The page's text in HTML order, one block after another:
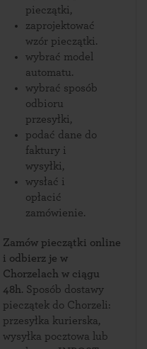
pieczątki,
zaprojektować
wzór pieczątki.
wybrać model
automatu.
wybrać sposób
odbioru
przesyłki,
podać dane do
faktury i
wysyłki,
wysłać i
opłacić
zamówienie.
Zamów pieczątki online
i odbierz je w
Chorzelach w ciągu
48h. Sposób dostawy
pieczątek do Chorzeli:
przesyłka kurierska,
wysyłka pocztowa lub